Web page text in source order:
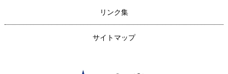
リンク集
サイトマップ